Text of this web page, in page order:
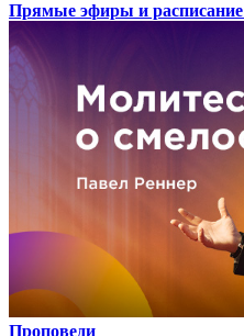
Прямые эфиры и расписание
Проповеди